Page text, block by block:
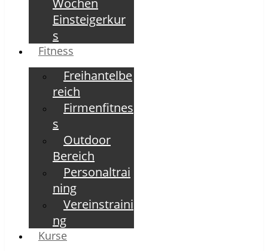
Einsteigerkur
s
Fitness
Freihantelbe
reich
Firmenfitnes
s
Outdoor
Bereich
Personaltrai
ning
Vereinstraini
ng
Kurse